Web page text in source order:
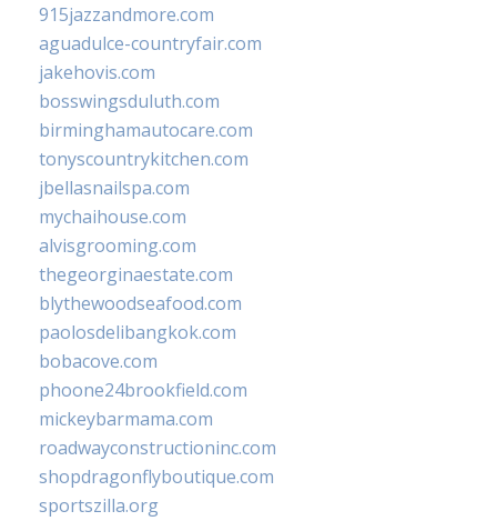
915jazzandmore.com
aguadulce-countryfair.com
jakehovis.com
bosswingsduluth.com
birminghamautocare.com
tonyscountrykitchen.com
jbellasnailspa.com
mychaihouse.com
alvisgrooming.com
thegeorginaestate.com
blythewoodseafood.com
paolosdelibangkok.com
bobacove.com
phoone24brookfield.com
mickeybarmama.com
roadwayconstructioninc.com
shopdragonflyboutique.com
sportszilla.org